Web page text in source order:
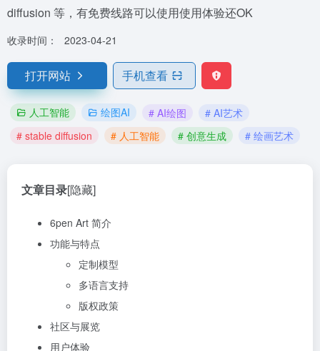
diffusion 等，有免费线路可以使用使用体验还OK
收录时间： 2023-04-21
打开网站 手机查看
人工智能 绘图AI # AI绘图
# AI艺术
# stable diffusion
# 人工智能 # 创意生成 # 绘画艺术
文章目录[隐藏]
6pen Art 简介
功能与特点
定制模型
多语言支持
版权政策
社区与展览
用户体验